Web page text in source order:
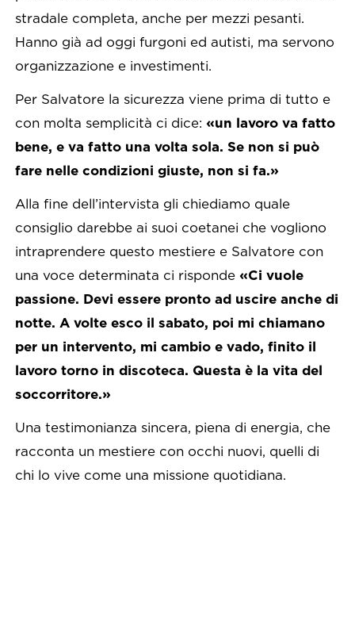
stradale completa, anche per mezzi pesanti.
Hanno già ad oggi furgoni ed autisti, ma servono
organizzazione e investimenti.
Per Salvatore la sicurezza viene prima di tutto e
con molta semplicità ci dice: «un lavoro va fatto
bene, e va fatto una volta sola. Se non si può
fare nelle condizioni giuste, non si fa.»
Alla fine dell’intervista gli chiediamo quale
consiglio darebbe ai suoi coetanei che vogliono
intraprendere questo mestiere e Salvatore con
una voce determinata ci risponde «Ci vuole
passione. Devi essere pronto ad uscire anche di
notte. A volte esco il sabato, poi mi chiamano
per un intervento, mi cambio e vado, finito il
lavoro torno in discoteca. Questa è la vita del
soccorritore.»
Una testimonianza sincera, piena di energia, che
racconta un mestiere con occhi nuovi, quelli di
chi lo vive come una missione quotidiana.